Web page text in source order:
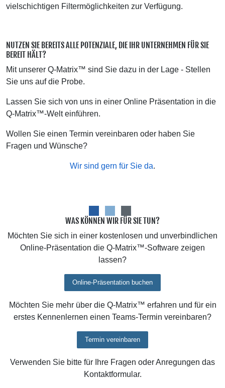
vielschichtigen Filtermöglichkeiten zur Verfügung.
NUTZEN SIE BEREITS ALLE POTENZIALE, DIE IHR UNTERNEHMEN FÜR SIE
BEREIT HÄLT?
Mit unserer Q-Matrix™ sind Sie dazu in der Lage - Stellen
Sie uns auf die Probe.
Lassen Sie sich von uns in einer Online Präsentation in die
Q-Matrix™-Welt einführen.
Wollen Sie einen Termin vereinbaren oder haben Sie
Fragen und Wünsche?
Wir sind gern für Sie da.
WAS KÖNNEN WIR FÜR SIE TUN?
Möchten Sie sich in einer kostenlosen und unverbindlichen
Online-Präsentation die Q-Matrix™-Software zeigen
lassen?
Online-Präsentation buchen
Möchten Sie mehr über die Q-Matrix™ erfahren und für ein
erstes Kennenlernen einen Teams-Termin vereinbaren?
Termin vereinbaren
Verwenden Sie bitte für Ihre Fragen oder Anregungen das
Kontaktformular.